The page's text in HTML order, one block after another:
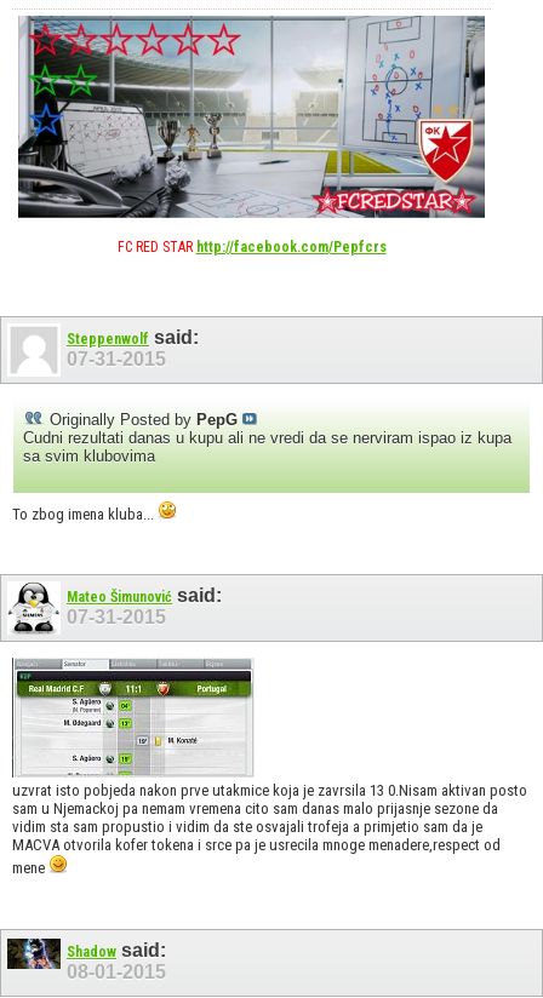
FC RED STAR http://facebook.com/Pepfcrs
Steppenwolf said:
07-31-2015
Originally Posted by PepG
Cudni rezultati danas u kupu ali ne vredi da se nerviram ispao iz kupa
sa svim klubovima
To zbog imena kluba...
Mateo Šimunović said:
07-31-2015
uzvrat isto pobjeda nakon prve utakmice koja je zavrsila 13 0.Nisam aktivan posto
sam u Njemackoj pa nemam vremena cito sam danas malo prijasnje sezone da
vidim sta sam propustio i vidim da ste osvajali trofeja a primjetio sam da je
MACVA otvorila kofer tokena i srce pa je usrecila mnoge menadere,respect od
mene
Shadow said:
08-01-2015